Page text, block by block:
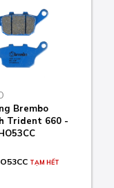
Brembo
Trident 660 -
TẠM HẾT